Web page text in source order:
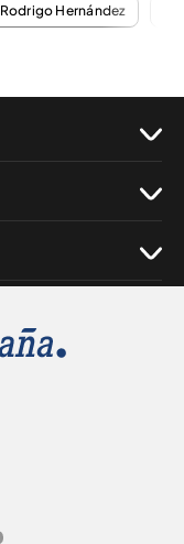
Rodrigo Hernández